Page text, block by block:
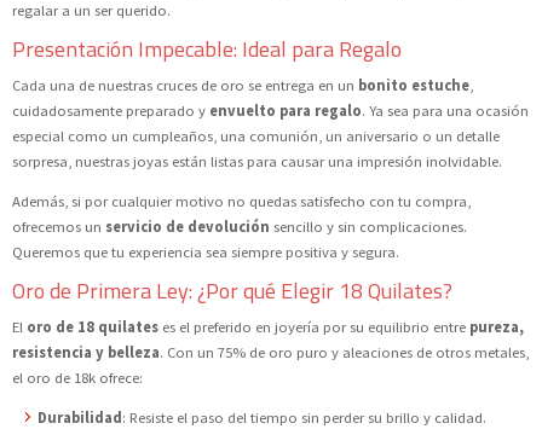
regalar a un ser querido.
Presentación Impecable: Ideal para Regalo
Cada una de nuestras cruces de oro se entrega en un bonito estuche
cuidadosamente preparado y envuelto para regalo. Ya sea para una ocasión
especial como un cumpleaños, una comunión, un aniversario o un detalle
sorpresa, nuestras joyas están listas para causar una impresión inolvidable.
Además, si por cualquier motivo no quedas satisfecho con tu compra,
ofrecemos un servicio de devolución sencillo y sin complicaciones.
Queremos que tu experiencia sea siempre positiva y segura.
Oro de Primera Ley: ¿Por qué Elegir 18 Quilates?
El oro de 18 quilates es el preferido en joyería por su equilibrio entre pureza,
resistencia y belleza. Con un 75% de oro puro y aleaciones de otros metales,
el oro de 18k ofrece:
Durabilidad : Resiste el paso del tiempo sin perder su brillo y calidad.